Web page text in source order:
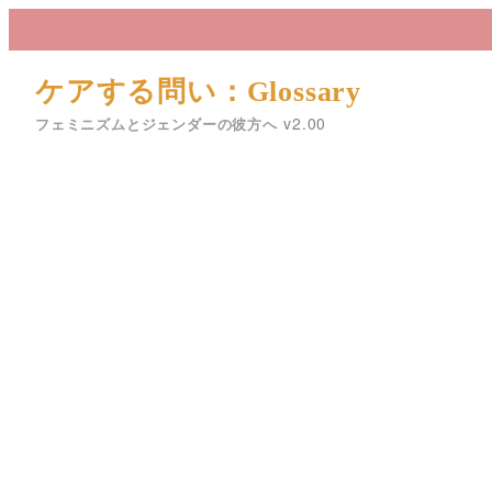
イ
ケアする問い：Glossary
フェミニズムとジェンダーの彼方へ